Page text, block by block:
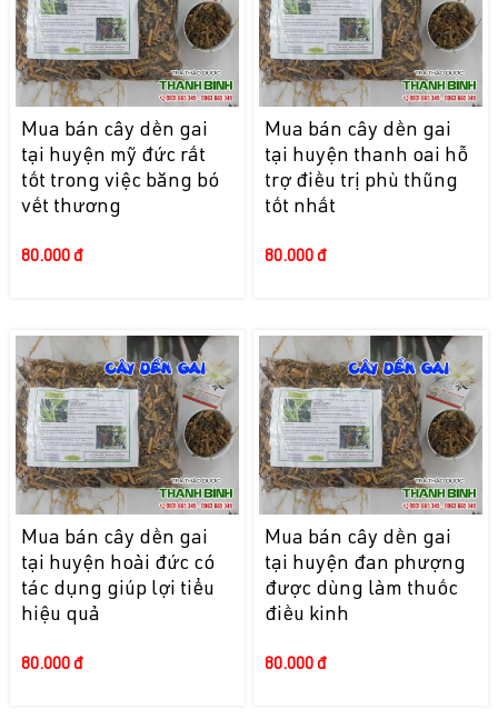
Mua bán cây dền gai
tại huyện mỹ đức rất
tốt trong việc băng bó
vết thương
80.000 đ
Mua bán cây dền gai
tại huyện thanh oai hỗ
trợ điều trị phù thũng
tốt nhất
80.000 đ
Mua bán cây dền gai
tại huyện hoài đức có
tác dụng giúp lợi tiểu
hiệu quả
80.000 đ
Mua bán cây dền gai
tại huyện đan phượng
được dùng làm thuốc
điều kinh
80.000 đ